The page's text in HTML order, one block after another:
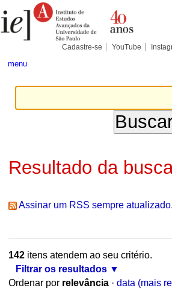
para
conteúdo.
Pessoais
Cadastre-se YouTube
menu
Resultado da
Assinar um RSS sempre atualizado.
142itens atendem ao seu critério.
Filtrar os resultados
Ordenar por relevância · data (mais